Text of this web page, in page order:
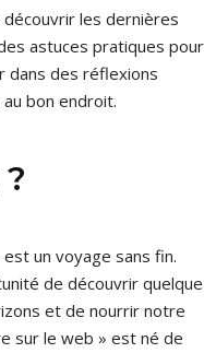
les dernières
astuces pratiques pour
dans des réflexions
bon endroit.
un voyage sans fin.
de découvrir quelque
et de nourrir notre
sur le web » est né de